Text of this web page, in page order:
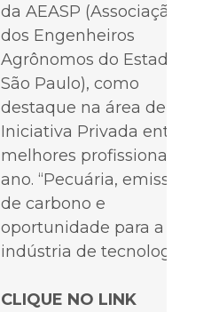
da AEASP (Associação
dos Engenheiros
Agrônomos do Estado de
São Paulo), como
destaque na área de
Iniciativa Privada entre os
melhores profissionais do
ano. “Pecuária, emissões
de carbono e
oportunidade para a
indústria de tecnologia”
CLIQUE NO LINK